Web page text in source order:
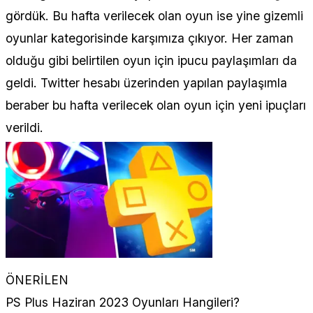
gördük. Bu hafta verilecek olan oyun ise yine gizemli
oyunlar kategorisinde karşımıza çıkıyor. Her zaman
olduğu gibi belirtilen oyun için ipucu paylaşımları da
geldi. Twitter hesabı üzerinden yapılan paylaşımla
beraber bu hafta verilecek olan oyun için yeni ipuçları
verildi.
ÖNERİLEN
PS Plus Haziran 2023 Oyunları Hangileri?